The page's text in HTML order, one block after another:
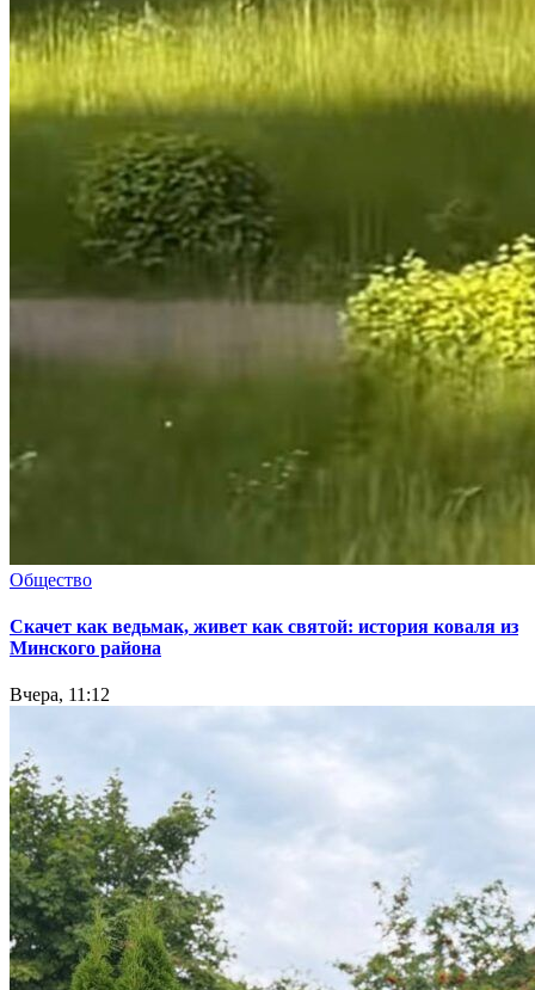
Общество
Скачет как ведьмак, живет как святой: история коваля из
Минского района
Вчера, 11:12